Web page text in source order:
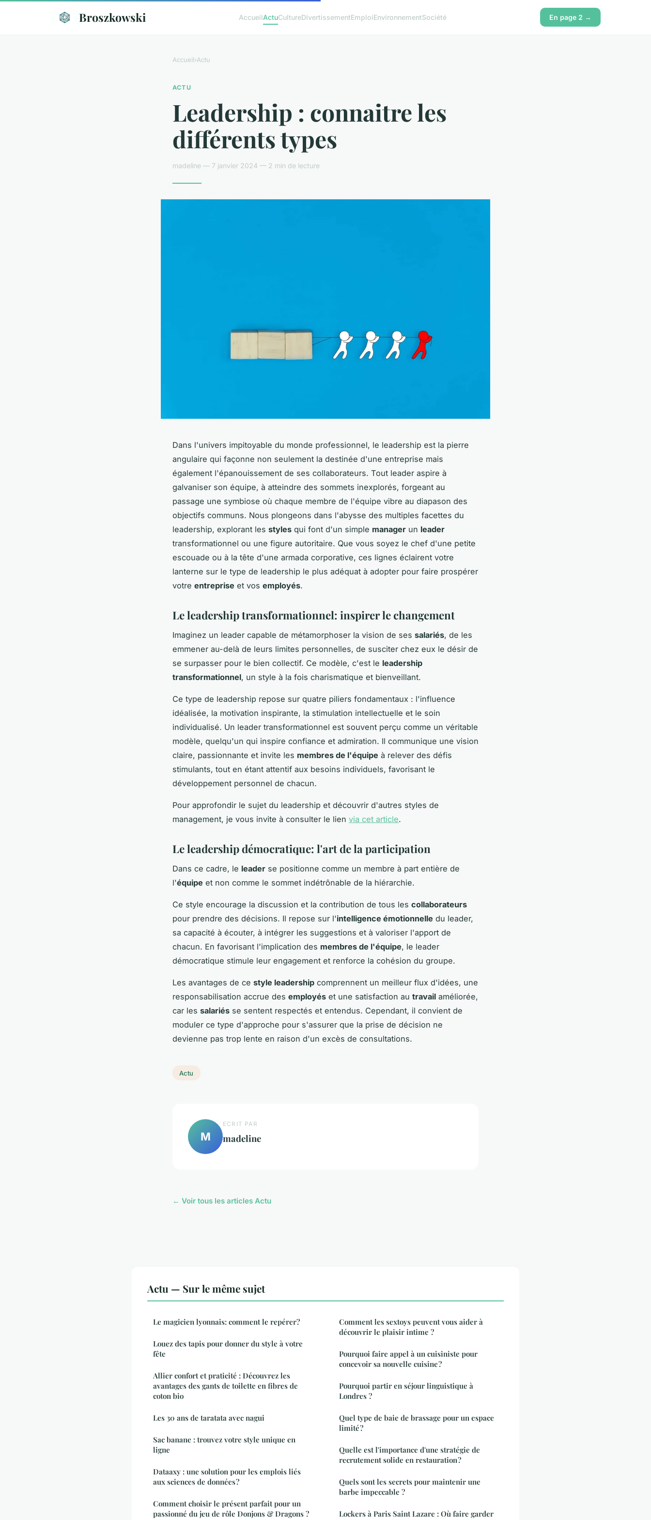
Broszkowski AccueilActuCultureDivertissementEmploiEnvironnementSociété En page 2 →
Accueil›Actu
ACTU
Leadership : connaitre les
différents types
madeline — 7 janvier 2024 — 2 min de lecture
Dans l'univers impitoyable du monde professionnel, le leadership est la pierre
angulaire qui façonne non seulement la destinée d'une entreprise mais
également l'épanouissement de ses collaborateurs. Tout leader aspire à
galvaniser son équipe, à atteindre des sommets inexplorés, forgeant au
passage une symbiose où chaque membre de l'équipe vibre au diapason des
objectifs communs. Nous plongeons dans l'abysse des multiples facettes du
leadership, explorant les styles qui font d'un simple manager un leader
transformationnel ou une figure autoritaire. Que vous soyez le chef d'une petite
escouade ou à la tête d'une armada corporative, ces lignes éclairent votre
lanterne sur le type de leadership le plus adéquat à adopter pour faire prospérer
votre entreprise et vos employés.
Le leadership transformationnel: inspirer le changement
Imaginez un leader capable de métamorphoser la vision de ses salariés, de les
emmener au-delà de leurs limites personnelles, de susciter chez eux le désir de
se surpasser pour le bien collectif. Ce modèle, c'est le leadership
transformationnel, un style à la fois charismatique et bienveillant.
Ce type de leadership repose sur quatre piliers fondamentaux : l'influence
idéalisée, la motivation inspirante, la stimulation intellectuelle et le soin
individualisé. Un leader transformationnel est souvent perçu comme un véritable
modèle, quelqu'un qui inspire confiance et admiration. Il communique une vision
claire, passionnante et invite les membres de l'équipe à relever des défis
stimulants, tout en étant attentif aux besoins individuels, favorisant le
développement personnel de chacun.
Pour approfondir le sujet du leadership et découvrir d'autres styles de
management, je vous invite à consulter le lien via cet article.
Le leadership démocratique: l'art de la participation
Dans ce cadre, le leader se positionne comme un membre à part entière de
l'équipe et non comme le sommet indétrônable de la hiérarchie.
Ce style encourage la discussion et la contribution de tous les collaborateurs
pour prendre des décisions. Il repose sur l'intelligence émotionnelle du leader,
sa capacité à écouter, à intégrer les suggestions et à valoriser l'apport de
chacun. En favorisant l'implication des membres de l'équipe, le leader
démocratique stimule leur engagement et renforce la cohésion du groupe.
Les avantages de ce style leadership comprennent un meilleur flux d'idées, une
responsabilisation accrue des employés et une satisfaction au travail améliorée,
car les salariés se sentent respectés et entendus. Cependant, il convient de
moduler ce type d'approche pour s'assurer que la prise de décision ne
devienne pas trop lente en raison d'un excès de consultations.
Actu
M
ECRIT PAR
madeline
← Voir tous les articles Actu
Actu — Sur le même sujet
Le magicien lyonnais: comment le repérer?
Louez des tapis pour donner du style à votre
fête
Allier confort et praticité : Découvrez les
avantages des gants de toilette en fibres de
coton bio
Les 30 ans de taratata avec nagui
Sac banane : trouvez votre style unique en
ligne
Dataaxy : une solution pour les emplois liés
aux sciences de données ?
Comment choisir le présent parfait pour un
passionné du jeu de rôle Donjons & Dragons ?
Comment les sextoys peuvent vous aider à
découvrir le plaisir intime ?
Pourquoi faire appel à un cuisiniste pour
concevoir sa nouvelle cuisine ?
Pourquoi partir en séjour linguistique à
Londres ?
Quel type de baie de brassage pour un espace
limité ?
Quelle est l'importance d'une stratégie de
recrutement solide en restauration ?
Quels sont les secrets pour maintenir une
barbe impeccable ?
Lockers à Paris Saint Lazare : Où faire garder